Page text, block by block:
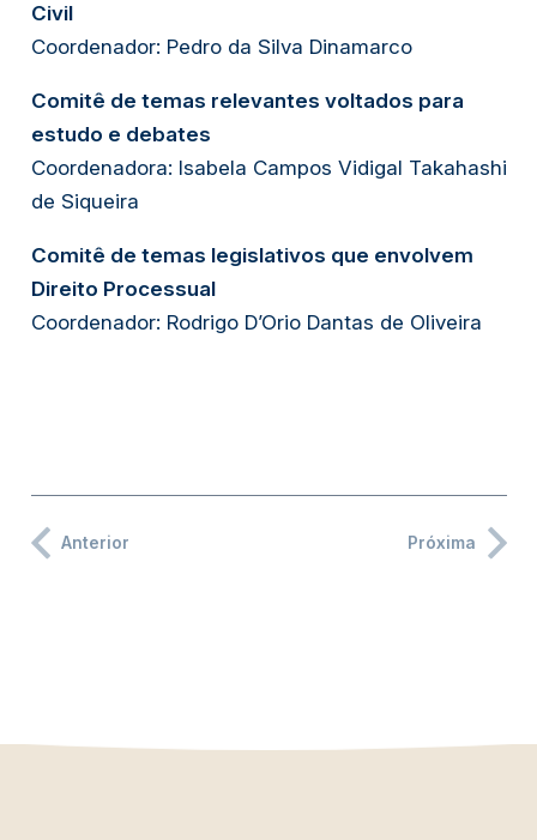
Civil
Coordenador: Pedro da Silva Dinamarco
Comitê de temas relevantes voltados para
estudo e debates
Coordenadora: Isabela Campos Vidigal Takahashi
de Siqueira
Comitê de temas legislativos que envolvem
Direito Processual
Coordenador: Rodrigo D’Orio Dantas de Oliveira
Anterior Próxima